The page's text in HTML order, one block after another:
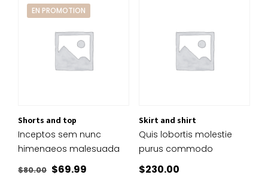
EN PROMOTION
Shorts and top
Inceptos sem nunc
himenaeos malesuada
$80.00 Le
$69.99
Skirt and shirt
Quis lobortis molestie
purus commodo
$230.00